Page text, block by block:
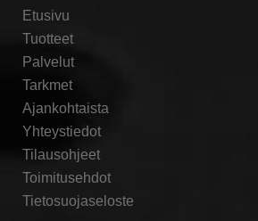
Etusivu
Tuotteet
Palvelut
Tarkmet
Ajankohtaista
Yhteystiedot
Tilausohjeet
Toimitusehdot
Tietosuojaseloste